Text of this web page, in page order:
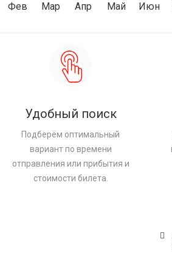
Фев Мар Апр Май Июн
Удобный поиск
Подберём оптимальный
вариант по времени
отправления или прибытия и
стоимости билета.